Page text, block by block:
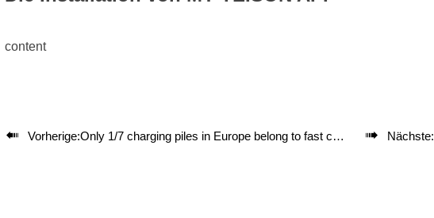
content
 Vorherige:Only 1/7 charging piles in Europe belong to fast charging, and the Netherlands ranks first in terms of charging pile density  Nächste: